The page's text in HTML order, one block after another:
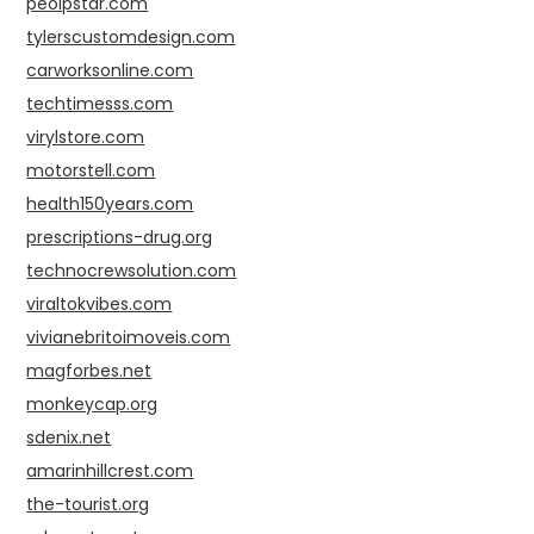
tylerscustomdesign.com
carworksonline.com
techtimesss.com
virylstore.com
motorstell.com
health150years.com
prescriptions-drug.org
technocrewsolution.com
viraltokvibes.com
vivianebritoimoveis.com
magforbes.net
monkeycap.org
sdenix.net
amarinhillcrest.com
the-tourist.org